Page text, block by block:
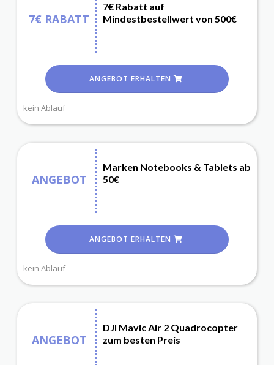
7€ RABATT
7€ Rabatt auf
Mindestbestellwert von 500€
ANGEBOT ERHALTEN
kein Ablauf
ANGEBOT
Marken Notebooks & Tablets ab
50€
ANGEBOT ERHALTEN
kein Ablauf
ANGEBOT
DJI Mavic Air 2 Quadrocopter
zum besten Preis